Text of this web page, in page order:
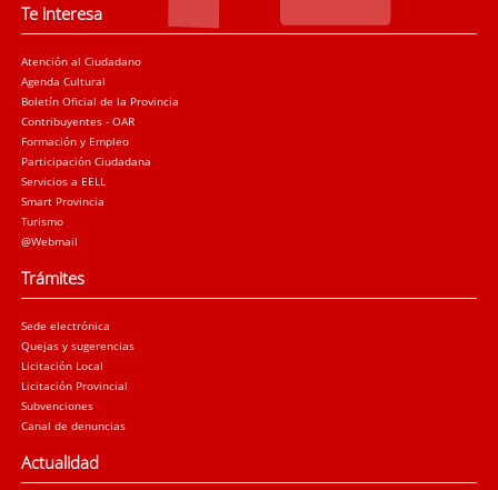
Te interesa
Atención al Ciudadano
Agenda Cultural
Boletín Oficial de la Provincia
Contribuyentes - OAR
Formación y Empleo
Participación Ciudadana
Servicios a EELL
Smart Provincia
Turismo
@Webmail
Trámites
Sede electrónica
Quejas y sugerencias
Licitación Local
Licitación Provincial
Subvenciones
Canal de denuncias
Actualidad